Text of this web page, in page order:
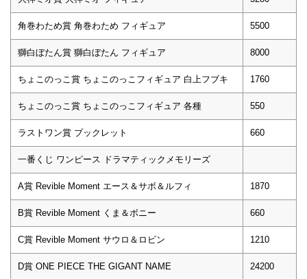
角巻わため賞 角巻わため フィギュア 5500
獅白ぼたん賞 獅白ぼたん フィギュア 8000
ちょこのっこ賞 ちょこのっこフィギュア 白上フブキ 1760
ちょこのっこ賞 ちょこのっこフィギュア 各種 550
ラストワン賞 ブックレット 660
一番くじ ワンピース ドラマティックメモリーズ
A賞 Revible Moment エース＆サボ＆ルフィ 1870
B賞 Revible Moment くま＆ボニー 660
C賞 Revible Moment サウロ＆ロビン 1210
D賞 ONE PIECE THE GIGANT NAME 24200